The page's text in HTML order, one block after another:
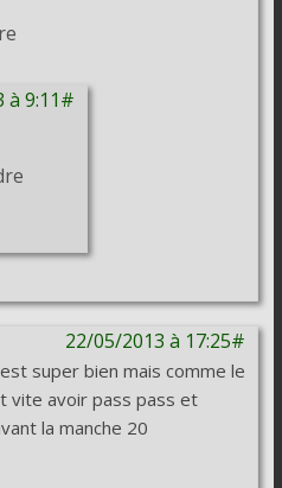
à 9:11#
22/05/2013 à 17:25#
super bien mais comme le
vite avoir pass pass et
la manche 20